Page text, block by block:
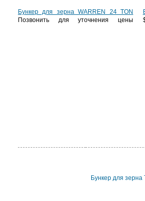
Бункер для зерна WARREN 24 TON
Позвонить для уточнения цены
Бункер для зерна